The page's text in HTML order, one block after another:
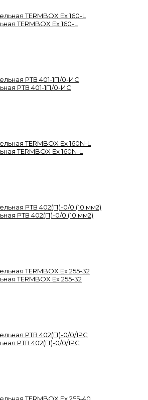
TERMBOX Ex 160-L
РТВ 401-1П/0-ИС
TERMBOX Ex 160N-L
РТВ 402(П)-0/0 (10 мм2)
TERMBOX Ex 255-32
РТВ 402(П)-0/0/1РС